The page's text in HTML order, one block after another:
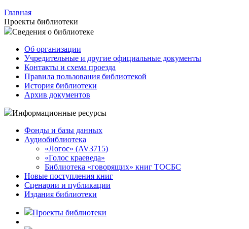
Главная
Проекты библиотеки
Сведения о библиотеке
Об организации
Учредительные и другие официальные документы
Контакты и схема проезда
Правила пользования библиотекой
История библиотеки
Архив документов
Информационные ресурсы
Фонды и базы данных
Аудиобиблиотека
«Логос» (AV3715)
«Голос краеведа»
Библиотека «говорящих» книг ТОСБС
Новые поступления книг
Сценарии и публикации
Издания библиотеки
Проекты библиотеки